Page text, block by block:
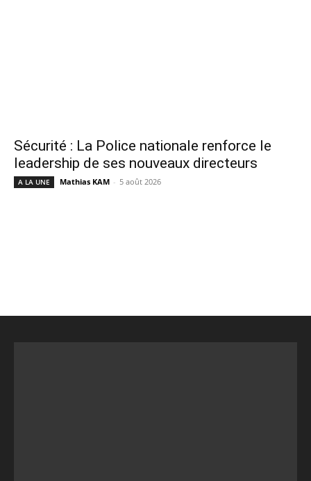
Sécurité : La Police nationale renforce le
leadership de ses nouveaux directeurs
A LA UNE Mathias KAM - 5 août 2026